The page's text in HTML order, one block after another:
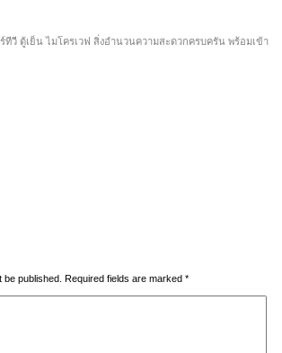
ทีวี ตู้เย็น ไมโครเวฟ สิ่งอำนวนความสะดวกครบครัน พร้อมเข้า
be published. Required fields are marked *